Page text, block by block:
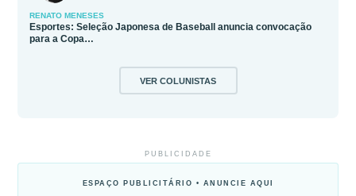
RENATO MENESES
Esportes: Seleção Japonesa de Baseball anuncia convocação
para a Copa…
VER COLUNISTAS
PUBLICIDADE
ESPAÇO PUBLICITÁRIO • ANUNCIE AQUI